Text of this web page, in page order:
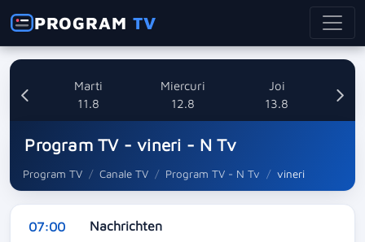
PROGRAMTV
Marti
11.8
Miercuri
12.8
Joi
13.8
Program TV - vineri - N Tv
Program TV Canale TV Program TV - N Tv vineri
07:00 Nachrichten